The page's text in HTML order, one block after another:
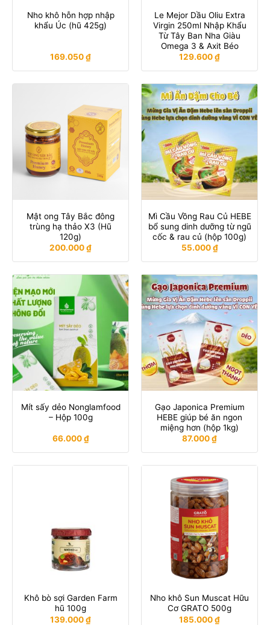
Nho khô hỗn hợp nhập
khẩu Úc (hũ 425g)
169.050₫
Le Mejor Dầu Oliu Extra
Virgin 250ml Nhập Khẩu
Từ Tây Ban Nha Giàu
Omega 3 & Axit Béo
129.600₫
Mật ong Tây Bắc đông
trùng hạ thảo X3 (Hũ
120g)
200.000₫
Mì Cầu Vồng Rau Củ HEBE
bổ sung dinh dưỡng từ ngũ
cốc & rau củ (hộp 100g)
55.000₫
Mít sấy dẻo Nonglamfood
– Hộp 100g
66.000₫
Gạo Japonica Premium
HEBE giúp bé ăn ngon
miệng hơn (hộp 1kg)
87.000₫
Khô bò sợi Garden Farm
hũ 100g
139.000₫
Nho khô Sun Muscat Hữu
Cơ GRATO 500g
185.000₫